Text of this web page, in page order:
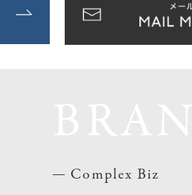
Complex Biz